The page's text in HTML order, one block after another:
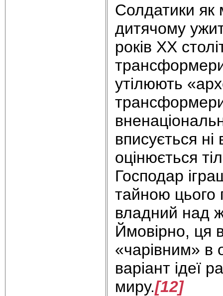
Солдатики як
дитячому
років XX
утілюють
вписується ні
оцінюється
Господар
тайною цього
владний над
Ймовірно, ця
«чарівним» в
варіант ідеї
миру.[12]